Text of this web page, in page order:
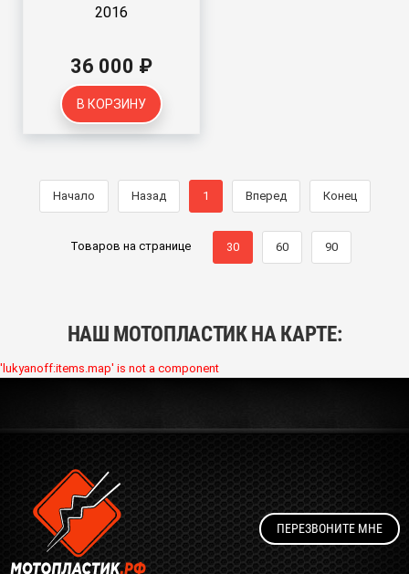
2016
36 000 ₽
В КОРЗИНУ
Начало Назад 1 Вперед Конец
Товаров на странице 30 60 90
НАШ МОТОПЛАСТИК НА КАРТЕ:
'lukyanoff:items.map' is not a component
ПЕРЕЗВОНИТЕ МНЕ